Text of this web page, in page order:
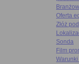
Oferta
Złóż
Sonda
Film